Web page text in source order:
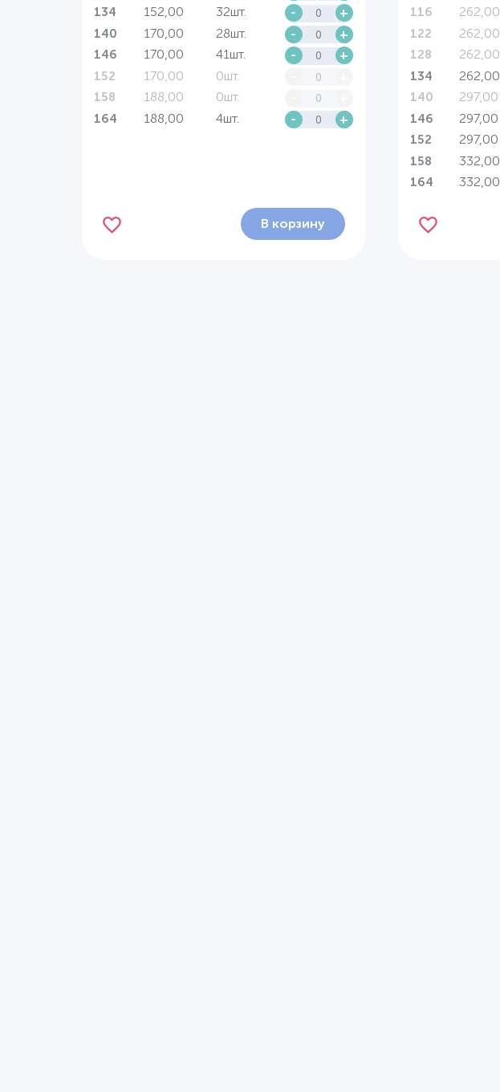
134 152,00 32шт. - +
140 170,00 28шт. - +
146 170,00 41шт. - +
152 170,00 0шт.
158 188,00 0шт.
164 188,00 4шт. - +
В корзину
116 262,00
122 262,00
128 262,00
134 262,00
140 297,00
146 297,00
152 297,00
158 332,00
164 332,00